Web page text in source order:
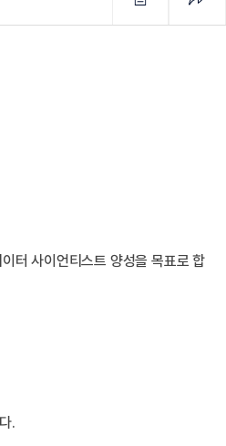
터 사이언티스트 양성을 목표로 합
.